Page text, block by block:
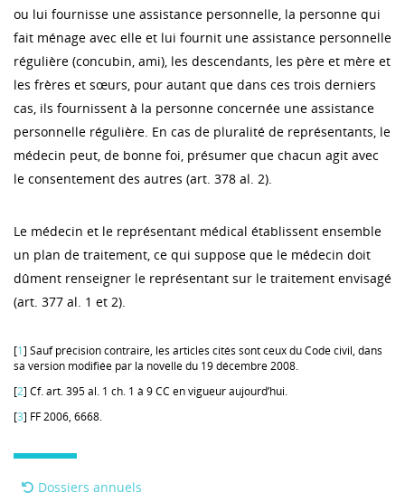
ou lui fournisse une assistance personnelle, la personne qui
fait ménage avec elle et lui fournit une assistance personnelle
régulière (concubin, ami), les descendants, les père et mère et
les frères et sœurs, pour autant que dans ces trois derniers
cas, ils fournissent à la personne concernée une assistance
personnelle régulière. En cas de pluralité de représentants, le
médecin peut, de bonne foi, présumer que chacun agit avec
le consentement des autres (art. 378 al. 2).
Le médecin et le représentant médical établissent ensemble
un plan de traitement, ce qui suppose que le médecin doit
dûment renseigner le représentant sur le traitement envisagé
(art. 377 al. 1 et 2).
[1] Sauf précision contraire, les articles cités sont ceux du Code civil, dans
sa version modifiée par la novelle du 19 décembre 2008.
[2] Cf. art. 395 al. 1 ch. 1 à 9 CC en vigueur aujourd’hui.
[3] FF 2006, 6668.
Dossiers annuels